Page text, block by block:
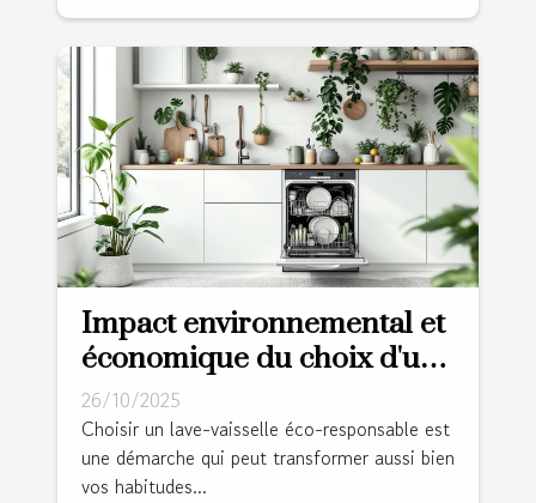
Impact environnemental et
économique du choix d'un
lave-vaisselle éco-
responsable
26/10/2025
Choisir un lave-vaisselle éco-responsable est
une démarche qui peut transformer aussi bien
vos habitudes...